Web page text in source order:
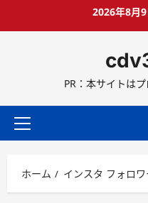
ス
ッ
2026年8月9
PR：本サイトは
メ
メ
ニ
ホーム インスタ フォロ